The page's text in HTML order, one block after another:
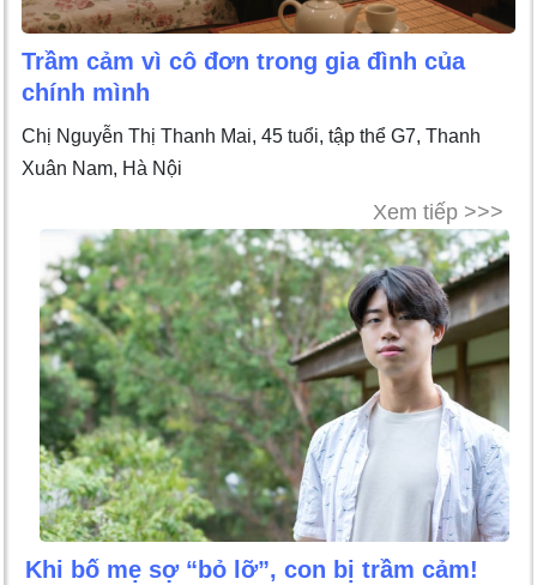
Trầm cảm vì cô đơn trong gia đình của
chính mình
Chị Nguyễn Thị Thanh Mai, 45 tuổi, tập thể G7, Thanh
Xuân Nam, Hà Nội
Xem tiếp >>>
Khi bố mẹ sợ “bỏ lỡ”, con bị trầm cảm!